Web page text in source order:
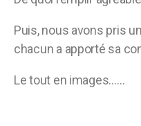
Puis, nous avons pris
chacun a apporté sa
Le tout en images……